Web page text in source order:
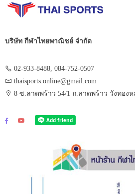
บริษัท กีฬาไทยพาณิชย์ จำกัด
02-933-8488, 084-752-0507
thaisports.online@gmail.com
8 ซ.ลาดพร้าว 54/1 ถ.ลาดพร้าว วังทองห